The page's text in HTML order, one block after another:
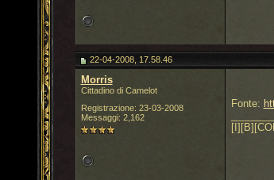
22-04-2008, 17.58.46
Morris
Cittadino di Camelot
Registrazione: 23-03-2008
Messaggi: 2,162
Fonte: